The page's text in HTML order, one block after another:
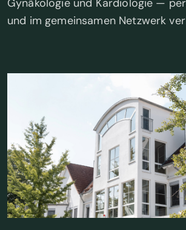
Gynäkologie und Kardiologie —
und im gemeinsamen Netzwerk